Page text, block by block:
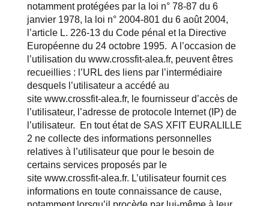
notamment protégées par la loi n° 78-87 du 6
janvier 1978, la loi n° 2004-801 du 6 août 2004,
l’article L. 226-13 du Code pénal et la Directive
Européenne du 24 octobre 1995. A l’occasion de
l’utilisation du www.crossfit-alea.fr, peuvent êtres
recueillies : l’URL des liens par l’intermédiaire
desquels l’utilisateur a accédé au
site www.crossfit-alea.fr, le fournisseur d’accès de
l’utilisateur, l’adresse de protocole Internet (IP) de
l’utilisateur. En tout état de SAS XFIT EURALILLE
2 ne collecte des informations personnelles
relatives à l’utilisateur que pour le besoin de
certains services proposés par le
site www.crossfit-alea.fr. L’utilisateur fournit ces
informations en toute connaissance de cause,